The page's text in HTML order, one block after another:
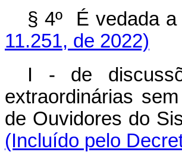
§ 4º É vedada
11.251, de 2022)
I - de
extraordinárias
de Ouvidores do
(Incluído pelo